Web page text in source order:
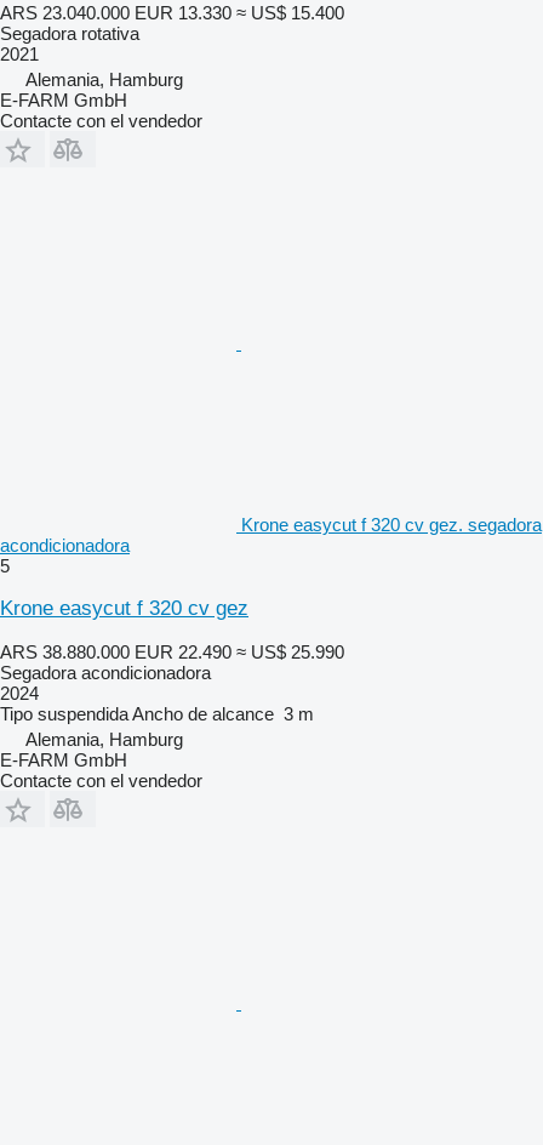
ARS 23.040.000 EUR 13.330 ≈ US$ 15.400
Segadora rotativa
2021
Alemania, Hamburg
E-FARM GmbH
Contacte con el vendedor
Krone easycut f 320 cv gez. segadora
acondicionadora
5
Krone easycut f 320 cv gez
ARS 38.880.000 EUR 22.490 ≈ US$ 25.990
Segadora acondicionadora
2024
Tipo suspendidaAncho de alcance 3 m
Alemania, Hamburg
E-FARM GmbH
Contacte con el vendedor